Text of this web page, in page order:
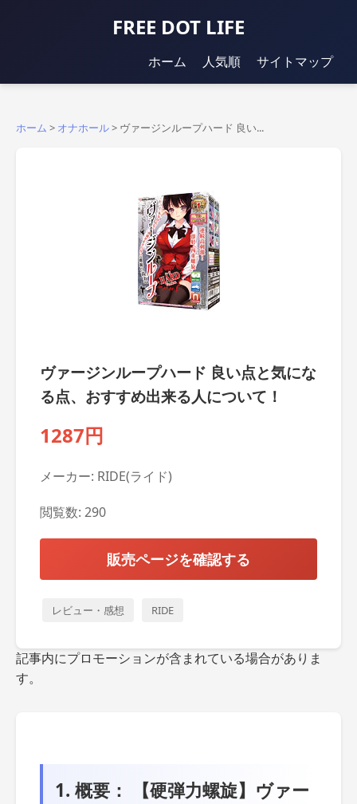
FREE DOT LIFE
ホーム 人気順 サイトマップ
ホーム > オナホール> ヴァージンループハード 良い...
ヴァージンループハード 良い点と気にな
る点、おすすめ出来る人について！
1287円
メーカー: RIDE(ライド)
閲覧数: 290
販売ページを確認する
レビュー・感想 RIDE
記事内にプロモーションが含まれている場合がありま
す。
1. 概要： 【硬弾力螺旋】ヴァー